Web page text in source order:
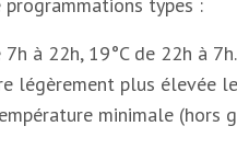
7h à 22h, 19°C de 22h à 7h.
légèrement plus élevée
minimale (hors